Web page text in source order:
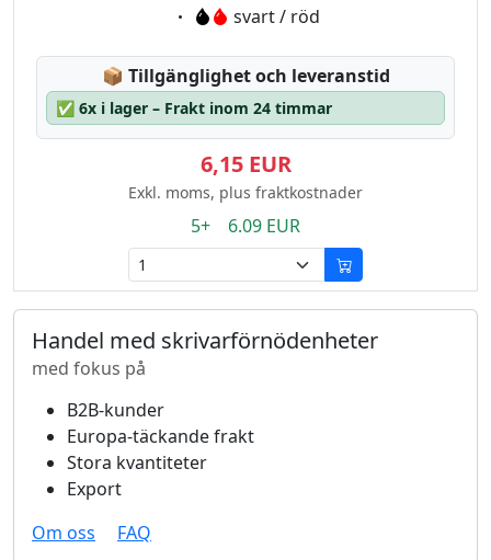
Eigenschaft:svart / röd
📦 Lagerstatus:
Tillgänglighet och leveranstid
✅ 6x i lager – Frakt inom 24 timmar
6,15 EUR
Exkl. moms, plus fraktkostnader
5+ 6.09 EUR
Handel med skrivarförnödenheter
med fokus på
B2B-kunder
Europa-täckande frakt
Stora kvantiteter
Export
Om oss
FAQ